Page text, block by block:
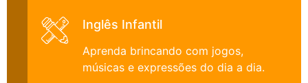
Inglês Infantil
Aprenda brincando com jogos,
músicas e expressões do dia a dia.